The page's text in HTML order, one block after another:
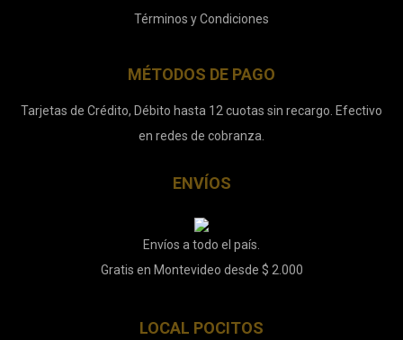
Términos y Condiciones
MÉTODOS DE PAGO
Tarjetas de Crédito, Débito hasta 12 cuotas sin recargo. Efectivo
en redes de cobranza.
ENVÍOS
Envíos a todo el país.
Gratis en Montevideo desde $ 2.000
LOCAL POCITOS